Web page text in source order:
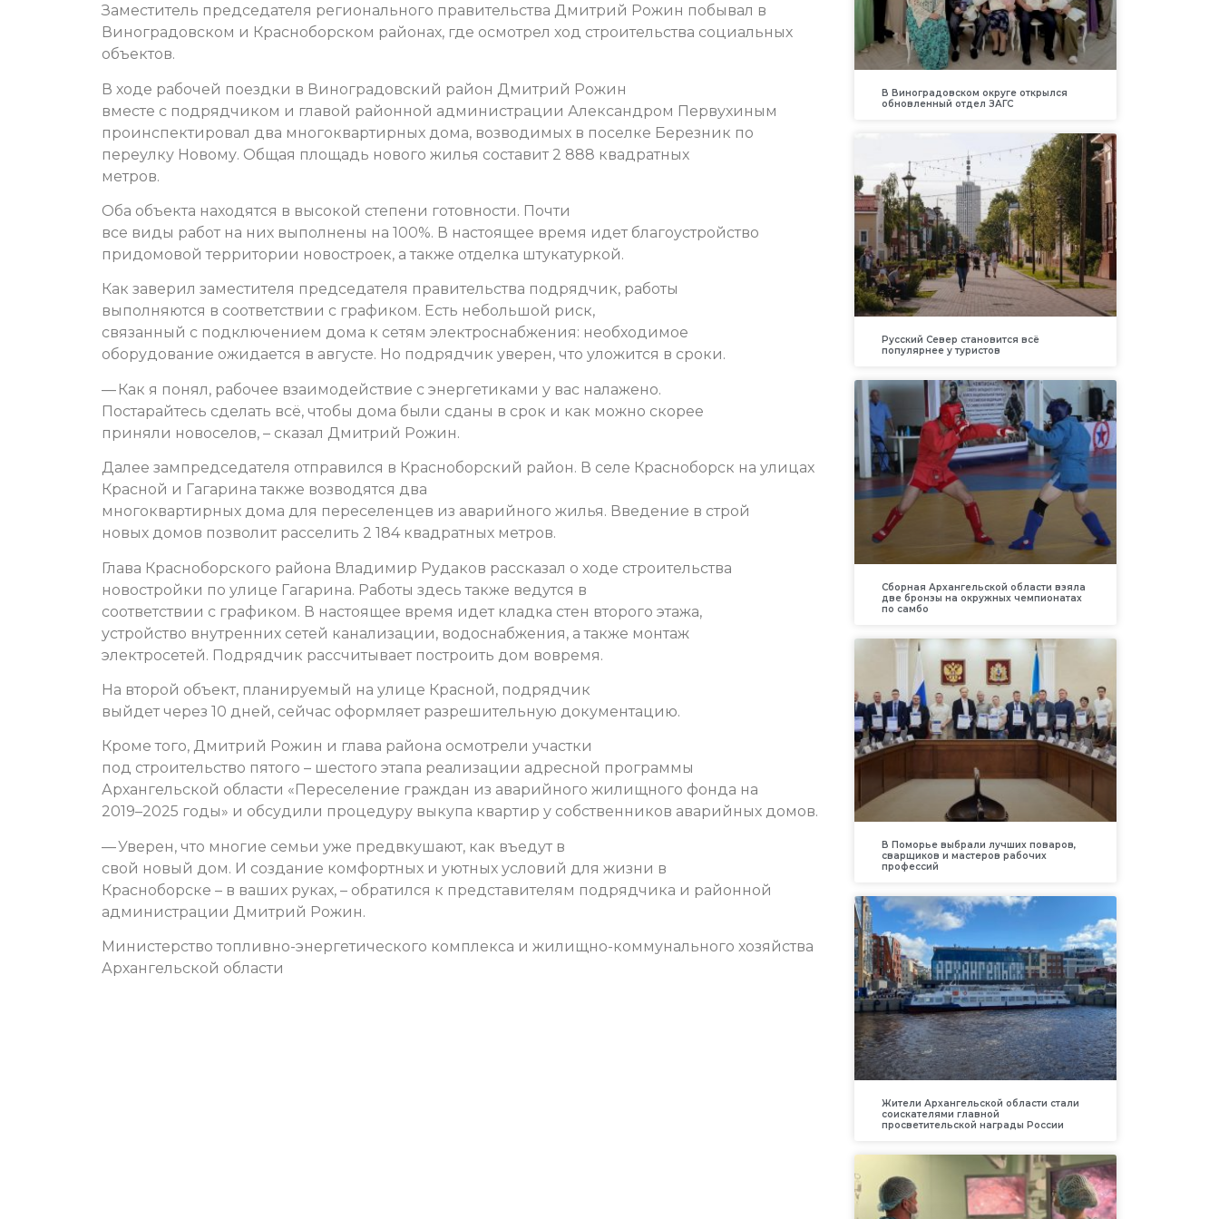
Заместитель председателя регионального правительства Дмитрий Рожин побывал в
Виноградовском и Красноборском районах, где осмотрел ход строительства социальных
объектов.
В ходе рабочей поездки в Виноградовский район Дмитрий Рожин
вместе с подрядчиком и главой районной администрации Александром Первухиным
проинспектировал два многоквартирных дома, возводимых в поселке Березник по
переулку Новому. Общая площадь нового жилья составит 2 888 квадратных
метров.
Оба объекта находятся в высокой степени готовности. Почти
все виды работ на них выполнены на 100%. В настоящее время идет благоустройство
придомовой территории новостроек, а также отделка штукатуркой.
Как заверил заместителя председателя правительства подрядчик, работы
выполняются в соответствии с графиком. Есть небольшой риск,
связанный с подключением дома к сетям электроснабжения: необходимое
оборудование ожидается в августе. Но подрядчик уверен, что уложится в сроки.
— Как я понял, рабочее взаимодействие с энергетиками у вас налажено.
Постарайтесь сделать всё, чтобы дома были сданы в срок и как можно скорее
приняли новоселов, – сказал Дмитрий Рожин.
Далее зампредседателя отправился в Красноборский район. В селе Красноборск на улицах
Красной и Гагарина также возводятся два
многоквартирных дома для переселенцев из аварийного жилья. Введение в строй
новых домов позволит расселить 2 184 квадратных метров.
Глава Красноборского района Владимир Рудаков рассказал о ходе строительства
новостройки по улице Гагарина. Работы здесь также ведутся в
соответствии с графиком. В настоящее время идет кладка стен второго этажа,
устройство внутренних сетей канализации, водоснабжения, а также монтаж
электросетей. Подрядчик рассчитывает построить дом вовремя.
На второй объект, планируемый на улице Красной, подрядчик
выйдет через 10 дней, сейчас оформляет разрешительную документацию.
Кроме того, Дмитрий Рожин и глава района осмотрели участки
под строительство пятого – шестого этапа реализации адресной программы
Архангельской области «Переселение граждан из аварийного жилищного фонда на
2019–2025 годы» и обсудили процедуру выкупа квартир у собственников аварийных домов.
— Уверен, что многие семьи уже предвкушают, как въедут в
свой новый дом. И создание комфортных и уютных условий для жизни в
Красноборске – в ваших руках, – обратился к представителям подрядчика и районной
администрации Дмитрий Рожин.
Министерство топливно-энергетического комплекса и жилищно-коммунального хозяйства
Архангельской области
В Виноградовском округе открылся
обновленный отдел ЗАГС
Русский Север становится всё
популярнее у туристов
Сборная Архангельской области взяла
две бронзы на окружных чемпионатах
по самбо
В Поморье выбрали лучших поваров,
сварщиков и мастеров рабочих
профессий
Жители Архангельской области стали
соискателями главной
просветительской награды России